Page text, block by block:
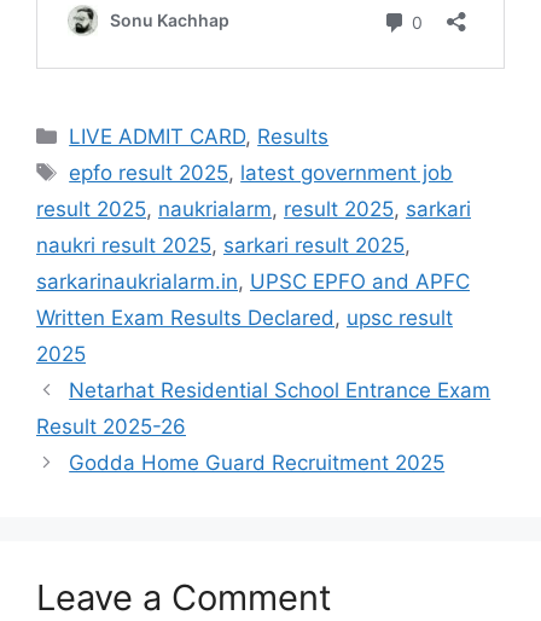
LIVE ADMIT CARD, Results
epfo result 2025, latest government job
result 2025, naukrialarm, result 2025, sarkari
naukri result 2025, sarkari result 2025,
sarkarinaukrialarm.in, UPSC EPFO and APFC
Written Exam Results Declared, upsc result
2025
Netarhat Residential School Entrance Exam
Result 2025-26
Godda Home Guard Recruitment 2025
Leave a Comment